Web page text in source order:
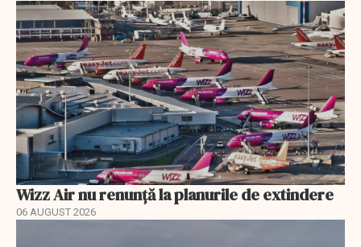
Wizz Air nu renunță la planurile de extindere
06 AUGUST 2026